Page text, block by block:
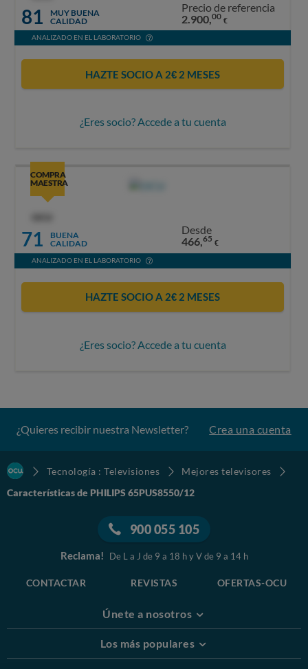
81
MUY BUENA
CALIDAD
Precio de referencia
2.900,00 €
ANALIZADO EN EL LABORATORIO
HAZTE SOCIO A 2€ 2 MESES
¿Eres socio? Accede a tu cuenta
COMPRA
MAESTRA
71
BUENA
CALIDAD
Desde
466,65 €
ANALIZADO EN EL LABORATORIO
HAZTE SOCIO A 2€ 2 MESES
¿Eres socio? Accede a tu cuenta
¿Quieres recibir nuestra Newsletter? Crea una cuenta
Tecnología : Televisiones
Mejores televisores
Características de PHILIPS 65PUS8550/12
900 055 105
Reclama! De L a J de 9 a 18 h y V de 9 a 14 h
CONTACTAR REVISTAS OFERTAS-OCU
Únete a nosotros
Los más populares